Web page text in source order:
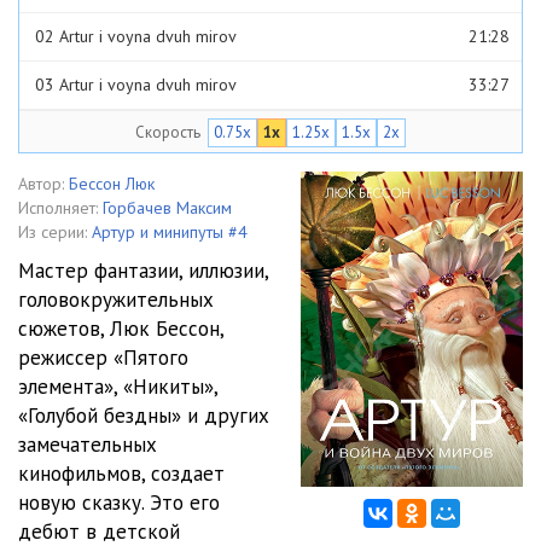
02 Artur i voyna dvuh mirov 21:28
03 Artur i voyna dvuh mirov 33:27
04 Artur i voyna dvuh mirov
05 Artur i voyna dvuh mirov 26:39
06 Artur i voyna dvuh mirov 27:18
07 Artur i voyna dvuh mirov 20:53
08 Artur i voyna dvuh mirov 31:52
09 Artur i voyna dvuh mirov 23:11
10 Artur i voyna dvuh mirov 24:47
11 Artur i voyna dvuh mirov 24:34
12 Artur i voyna dvuh mirov
Скорость 0.75x 1x 1.25x 1.5x 2x
Автор: Бессон Люк
Исполняет: Горбачев Максим
Из серии: Артур и минипуты #4
Мастер фантазии, иллюзии,
головокружительных
сюжетов, Люк Бессон,
режиссер «Пятого
элемента», «Никиты»,
«Голубой бездны» и других
замечательных
кинофильмов, создает
новую сказку. Это его
дебют в детской